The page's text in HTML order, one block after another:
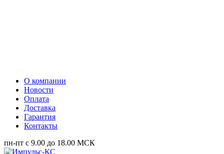
О компании
Новости
Оплата
Доставка
Гарантия
Контакты
пн-пт с 9.00 до 18.00 МСК